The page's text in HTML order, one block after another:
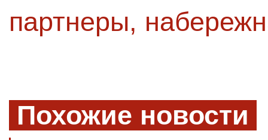
партнеры,
Похожие новости